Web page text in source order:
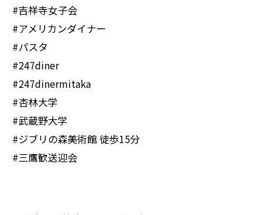
#吉祥寺女子会
#アメリカンダイナー
#パスタ
#247diner
#247dinermitaka
#杏林大学
#武蔵野大学
#ジブリの森美術館 徒歩15分
#三鷹歓送迎会